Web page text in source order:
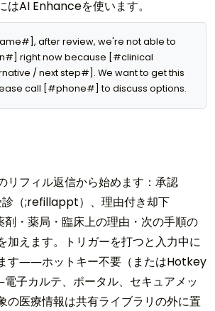
はAI Enhanceを使います。
after review, we're not able to
right now because [#clinical
/ next step#]. We want to get this
call [#phone#] to discuss options.
リフィル返信から始めます：承認
診（;refillappt）、理由付き却下
剤・薬局・臨床上の理由・次の手順の
加えます。トリガーを打つと入力中に
す――ホットキー不要（またはHotkey
子カルテ、ポータル、セキュアメッ
の医療情報は共有ライブラリの外に置